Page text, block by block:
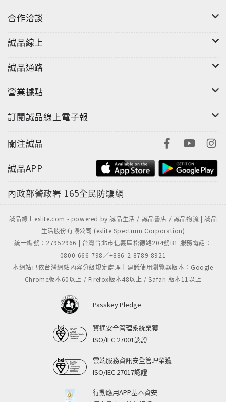
合作洽談
誠品線上
誠品通路
營業據點
訂閱誠品線上電子報
關注誠品
誠品APP
內政部警政署 165全民防騙網
誠品線上eslite.com - powered by 誠品生活 / 誠品書店 / 誠品物流 | 誠品
生活股份有限公司 (eslite Spectrum Corporation)
統一編號：27952966 | 台灣台北市信義區松德路204號B1 服務電話：
0800-666-798／+886-2-8789-8921
本網站已依台灣網站內容分級規定處理｜建議使用瀏覽器版本：Google
Chrome版本60以上 / Firefox版本48以上 / Safari 版本11以上
Passkey Pledge
資通安全管理系統榮獲
ISO/IEC 27001認證
雲端服務資訊安全管理榮獲
ISO/IEC 27017認證
行動應用APP基本資安